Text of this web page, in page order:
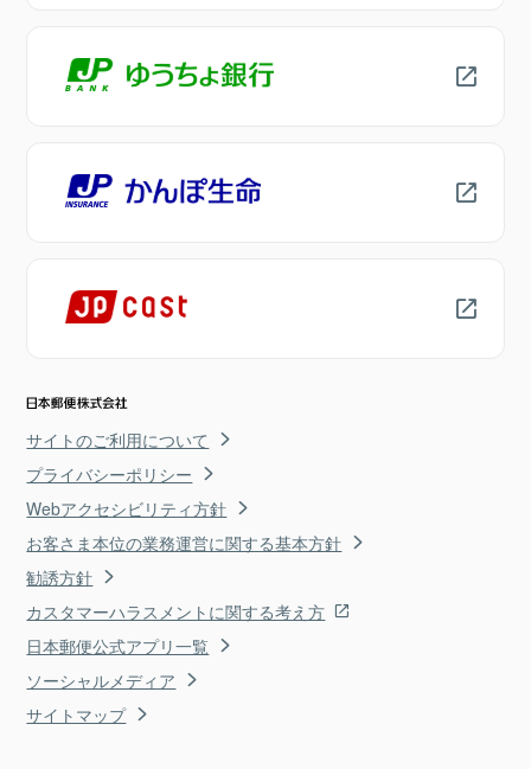
サイトのご利用について
プライバシーポリシー
Webアクセシビリティ方針
お客さま本位の業務運営に関する基本方針
勧誘方針
カスタマーハラスメントに関する考え方
日本郵便公式アプリ一覧
ソーシャルメディア
サイトマップ